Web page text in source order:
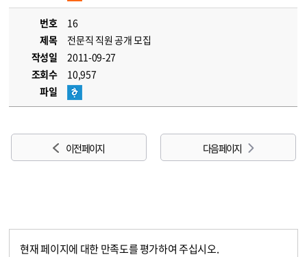
번호
16
제목
전문직 직원 공개 모집
작성일
2011-09-27
조회수
10,957
파일
이전 페이지 다음 페이지
현재 페이지에 대한 만족도를 평가하여 주십시오.